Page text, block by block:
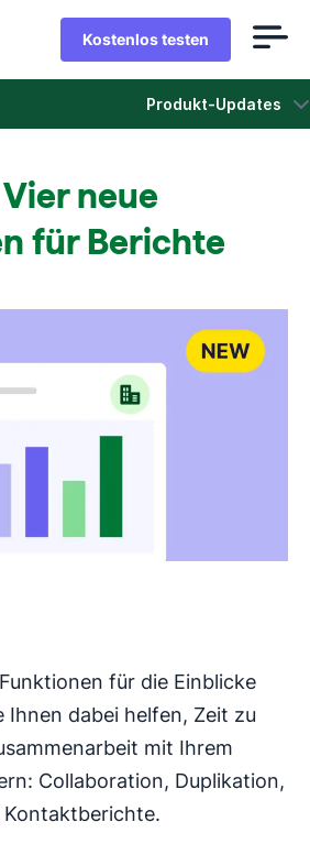
Kostenlos testen
Produkt-Updates
neue
für Berichte
für die Einblicke
Ihnen dabei helfen, Zeit zu
mit Ihrem
Collaboration, Duplikation,